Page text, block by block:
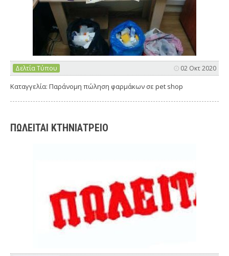
Δελτία Τύπου 02 Οκτ 2020
Καταγγελία: Παράνομη πώληση φαρμάκων σε pet shop
ΠΩΛΕΙΤΑΙ ΚΤΗΝΙΑΤΡΕΙΟ